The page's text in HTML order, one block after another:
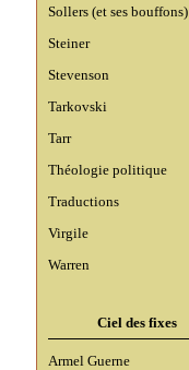
Sollers (et ses bouffons)
Steiner
Stevenson
Tarkovski
Tarr
Théologie politique
Traductions
Virgile
Warren
Ciel des fixes
Armel Guerne